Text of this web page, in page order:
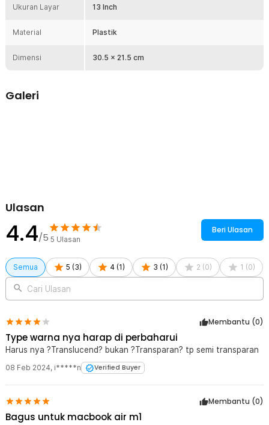
Tidak perlu takut permukaan Macbook tergores saat dimasukkan
Cocok untuk Anda yang ingin menjaga nilai jual dan penampilan
Pelindung ini dirancang khusus untuk Macbook Air 13 Inch seri
A1932 A2179
Ukuran Layar 13 Inch
Material Plastik
Dimensi 30.5 x 21.5 cm
Galeri
Ulasan
4.4/5 5 Ulasan
Beri Ulasan
Semua 5 (3) 4 (1 ) 3 (1 ) 2 (0) 1 (0)
Cari Ulasan
Membantu (0)
Type warna nya harap di perbaharui
Harus nya ?Translucend? bukan ?Transparan? tp semi transparan
08 Feb 2024, i*****n Verified Buyer
Membantu (0)
Bagus untuk macbook air m1